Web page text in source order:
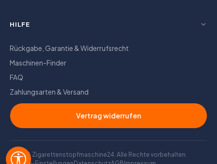
HILFE
Rückgabe, Garantie & Widerrufsrecht
Maschinen-Finder
FAQ
Zahlungsarten & Versand
Vertrag widerrufen
© 2026 Zigarettenstopfmaschine24. Alle Rechte vorbehalten.
Werkzeugleiste anzeigen